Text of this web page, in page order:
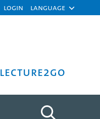
Login Language
Lecture2Go